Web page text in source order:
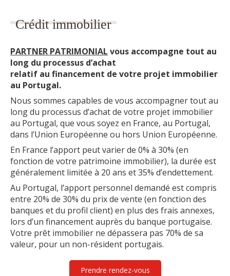
Crédit immobilier
PARTNER PATRIMONIAL vous accompagne tout au
long du processus d’achat
relatif au financement de votre projet immobilier
au Portugal.
Nous sommes capables de vous accompagner tout au
long du processus d’achat de votre projet immobilier
au Portugal, que vous soyez en France, au Portugal,
dans l’Union Européenne ou hors Union Européenne.
En France l’apport peut varier de 0% à 30% (en
fonction de votre patrimoine immobilier), la durée est
généralement limitée à 20 ans et 35% d’endettement.
Au Portugal, l’apport personnel demandé est compris
entre 20% de 30% du prix de vente (en fonction des
banques et du profil client) en plus des frais annexes,
lors d’un financement auprès du banque portugaise.
Votre prêt immobilier ne dépassera pas 70% de sa
valeur, pour un non-résident portugais.
Prendre rendez-vous